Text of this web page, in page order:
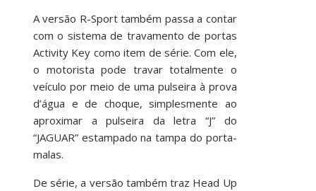
A versão R-Sport também passa a contar
com o sistema de travamento de portas
Activity Key como item de série. Com ele,
o motorista pode travar totalmente o
veículo por meio de uma pulseira à prova
d’água e de choque, simplesmente ao
aproximar a pulseira da letra “J” do
“JAGUAR” estampado na tampa do porta-
malas.
De série, a versão também traz Head Up